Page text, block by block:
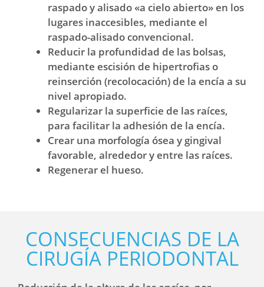
raspado y alisado «a cielo abierto» en los
lugares inaccesibles, mediante el
raspado-alisado convencional.
Reducir la profundidad de las bolsas,
mediante escisión de hipertrofias o
reinserción (recolocación) de la encía a su
nivel apropiado.
Regularizar la superficie de las raíces,
para facilitar la adhesión de la encía.
Crear una morfología ósea y gingival
favorable, alrededor y entre las raíces.
Regenerar el hueso.
CONSECUENCIAS DE LA
CIRUGÍA PERIODONTAL